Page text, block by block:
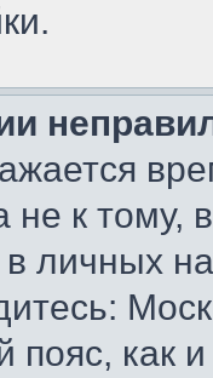
не к тому,
личных
пояс, как